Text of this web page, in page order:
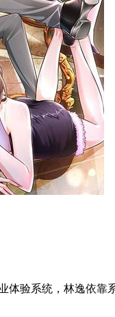
体验系统，林逸依